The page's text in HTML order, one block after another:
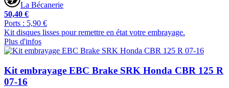
La Bécanerie
50,40 €
Ports : 5,90 €
Kit disques lisses pour remettre en état votre embrayage.
Plus d'infos
Kit embrayage EBC Brake SRK Honda CBR 125 R
07-16